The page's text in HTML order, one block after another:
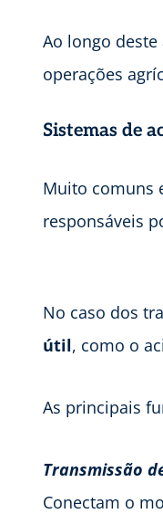
Ao longo
operações
Sistemas de
Muito comuns
responsáveis
No caso dos
útil, como o
As principais
Transmissão
Conectam o